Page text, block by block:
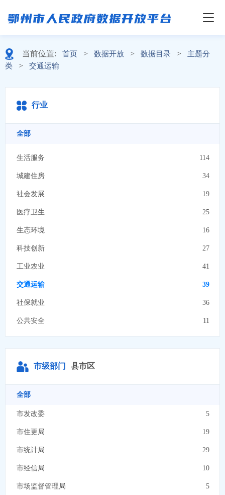
当前位置: 首页 > 数据开放 > 数据目录 >
主题分
类
> 交通运输
行业
全部
生活服务 114
城建住房 34
社会发展 19
医疗卫生 25
生态环境 16
科技创新 27
工业农业 41
交通运输 39
社保就业 36
公共安全 11
安全生产
市场监管 5
社会救助 14
法律服务 8
气象服务 14
地理空间 5
市级部门 县市区
全部
市发改委 5
市住更局 19
市统计局 29
市经信局 10
市场监督管理局 5